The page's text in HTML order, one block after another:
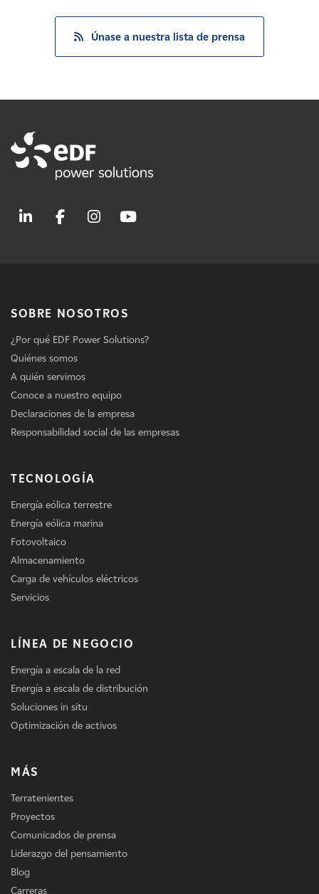
Únase a nuestra lista de prensa
SOBRE NOSOTROS
¿Por qué EDF Power Solutions?
Quiénes somos
A quién servimos
Conoce a nuestro equipo
Declaraciones de la empresa
Responsabilidad social de las empresas
TECNOLOGÍA
Energía eólica terrestre
Energía eólica marina
Fotovoltaico
Almacenamiento
Carga de vehículos eléctricos
Servicios
LÍNEA DE NEGOCIO
Energía a escala de la red
Energía a escala de distribución
Soluciones in situ
Optimización de activos
MÁS
Terratenientes
Proyectos
Comunicados de prensa
Liderazgo del pensamiento
Blog
Carreras